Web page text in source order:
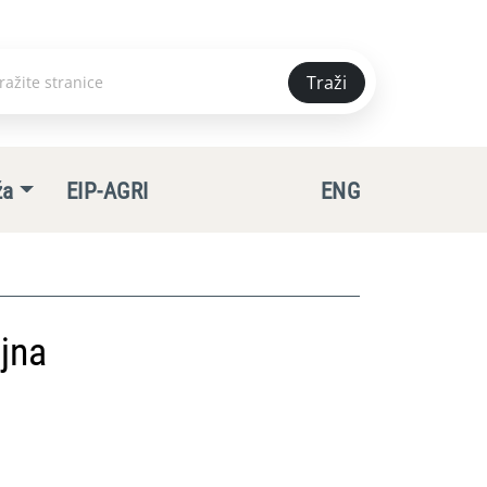
Traži
EIP-AGRI ENG